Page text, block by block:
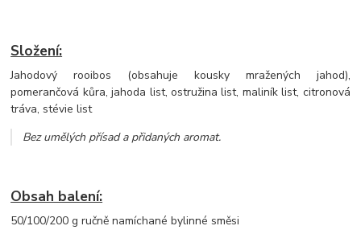
Složení:
Jahodový rooibos (obsahuje kousky mražených jahod),
pomerančová kůra, jahoda list, ostružina list, maliník list, citronová
tráva, stévie list
Bez umělých přísad a přidaných aromat.
Obsah balení:
50/100/200 g ručně namíchané bylinné směsi